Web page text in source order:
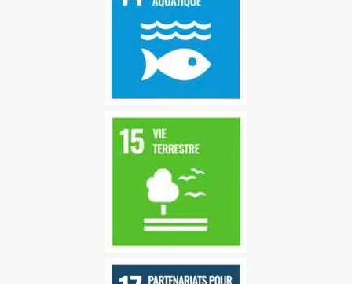
OBJECTIF 4 : ÉDUCATION
Obtenir une éducation de
qualité est le fondement
pour améliorer la vie des
gens et le développement
durable.
OBJECTIF 4 : ÉDUCATION
Obtenir une éducation de
qualité est le fondement
pour améliorer la vie des
gens et le développement
durable.